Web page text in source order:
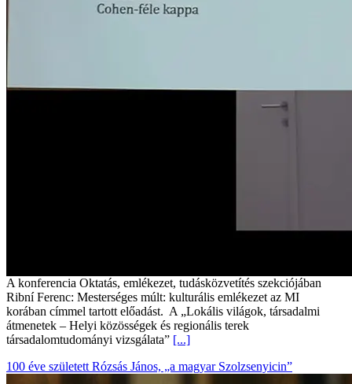
A konferencia Oktatás, emlékezet, tudásközvetítés szekciójában
Ribní Ferenc: Mesterséges múlt: kulturális emlékezet az MI
korában címmel tartott előadást. A „Lokális világok, társadalmi
átmenetek – Helyi közösségek és regionális terek
társadalomtudományi vizsgálata” [...]
100 éve született Rózsás János, „a magyar Szolzsenyicin”